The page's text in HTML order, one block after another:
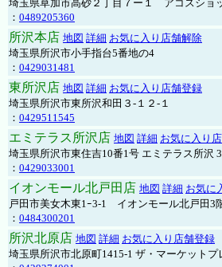
埼玉県草加市高砂２丁目７ー１ アコスショ
： 0489205360
所沢本店 地図 詳細 お気に入り店舗解除
埼玉県所沢市小手指台5番地の4
： 0429031481
東所沢店 地図 詳細 お気に入り店舗登録
埼玉県所沢市東所沢和田３-１２-１
： 0429511545
エミテラス所沢店 地図 詳細 お気に入り
埼玉県所沢市東住吉10番1号 エミテラス所沢
： 0429033001
イオンモール北戸田店 地図 詳細 お気に
戸田市美女木東1ｰ3‐1 イオンモール北戸田3
： 0484300201
所沢北原店 地図 詳細 お気に入り店舗登録
埼玉県所沢市北原町1415-1 ザ・マーケット